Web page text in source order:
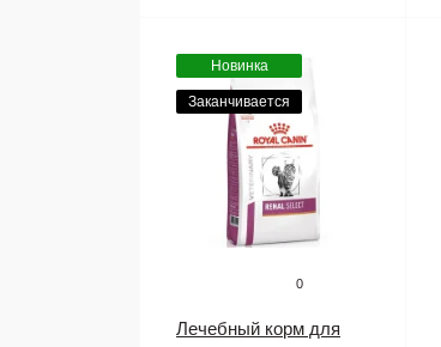
Новинка
Заканчивается
0
Лечебный корм для